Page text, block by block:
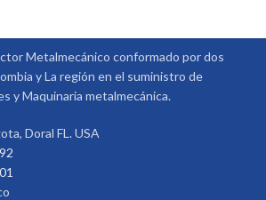
Metalmecánico conformado por dos
y La región en el suministro de
y Maquinaria metalmecánica.
Doral FL. USA